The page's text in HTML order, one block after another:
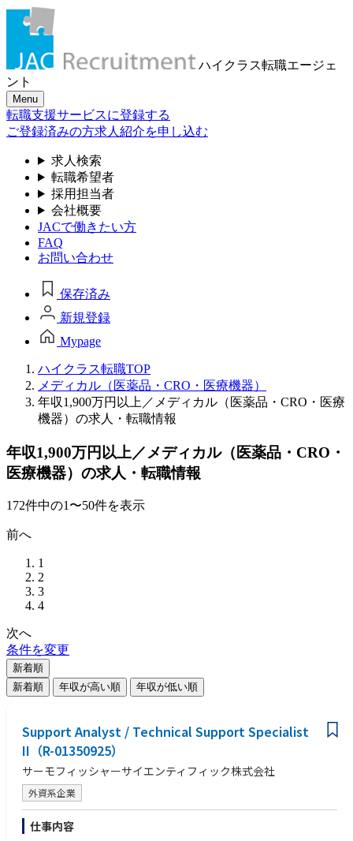
ハイクラス転職エージェ
ント
Menu
転職支援サービスに登録する
ご登録済みの方求人紹介を申し込む
求人検索
転職希望者
採用担当者
会社概要
JACで働きたい方
FAQ
お問い合わせ
保存済み
新規登録
Mypage
ハイクラス転職TOP
メディカル（医薬品・CRO・医療機器）
年収1,900万円以上／メディカル（医薬品・CRO・医療
機器）の求人・転職情報
年収1,900万円以上／メディカル（医薬品・CRO・
医療機器）の求人・転職情報
172件中の1〜50件を表示
前へ
1
2
3
4
次へ
条件を変更
新着順
新着順
年収が高い順 年収が低い順
Support Analyst / Technical Support Specialist
II（R-01350925）
サーモフィッシャーサイエンティフィック株式会社
外資系企業
仕事内容